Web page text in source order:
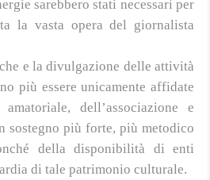
sarebbero stati necessari per
la vasta opera del giornalista
e la divulgazione delle attività
più essere unicamente affidate
dell’associazione e
sostegno più forte, più metodico
della disponibilità di enti
di tale patrimonio culturale.